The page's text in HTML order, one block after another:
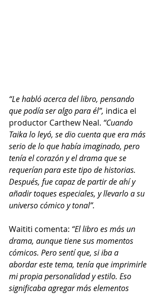
“Le habló acerca del libro, pensando
que podía ser algo para él”, indica el
productor Carthew Neal. “Cuando
Taika lo leyó, se dio cuenta que era más
serio de lo que había imaginado, pero
tenía el corazón y el drama que se
requerían para este tipo de historias.
Después, fue capaz de partir de ahí y
añadir toques especiales, y llevarlo a su
universo cómico y tonal”.
Waititi comenta: “El libro es más un
drama, aunque tiene sus momentos
cómicos. Pero sentí que, si iba a
abordar este tema, tenía que imprimirle
mi propia personalidad y estilo. Eso
significaba agregar más elementos